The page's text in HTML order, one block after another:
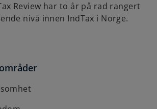
Review har to år på rad rangert
nivå innen IndTax i Norge.